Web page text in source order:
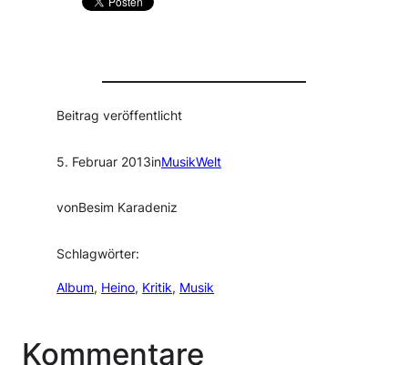
Beitrag veröffentlicht
5. Februar 2013inMusikWelt
vonBesim Karadeniz
Schlagwörter:
Album, Heino, Kritik, Musik
Kommentare